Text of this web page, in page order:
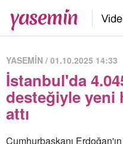
YASEMİN / 01.10.2025 14:33
İstanbul'da
desteğiyle yeni
attı
Cumhurbaşkanı